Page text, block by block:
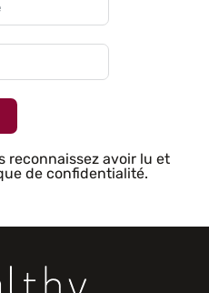
reconnaissez avoir lu et
de confidentialité.